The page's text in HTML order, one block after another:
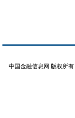
中国金融信息网 版权所有